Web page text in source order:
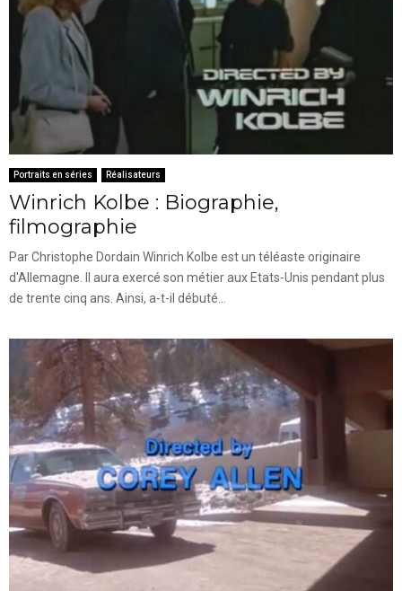
Portraits en séries Réalisateurs
Winrich Kolbe : Biographie,
filmographie
Par Christophe Dordain Winrich Kolbe est un téléaste originaire
d'Allemagne. Il aura exercé son métier aux Etats-Unis pendant plus
de trente cinq ans. Ainsi, a-t-il débuté...